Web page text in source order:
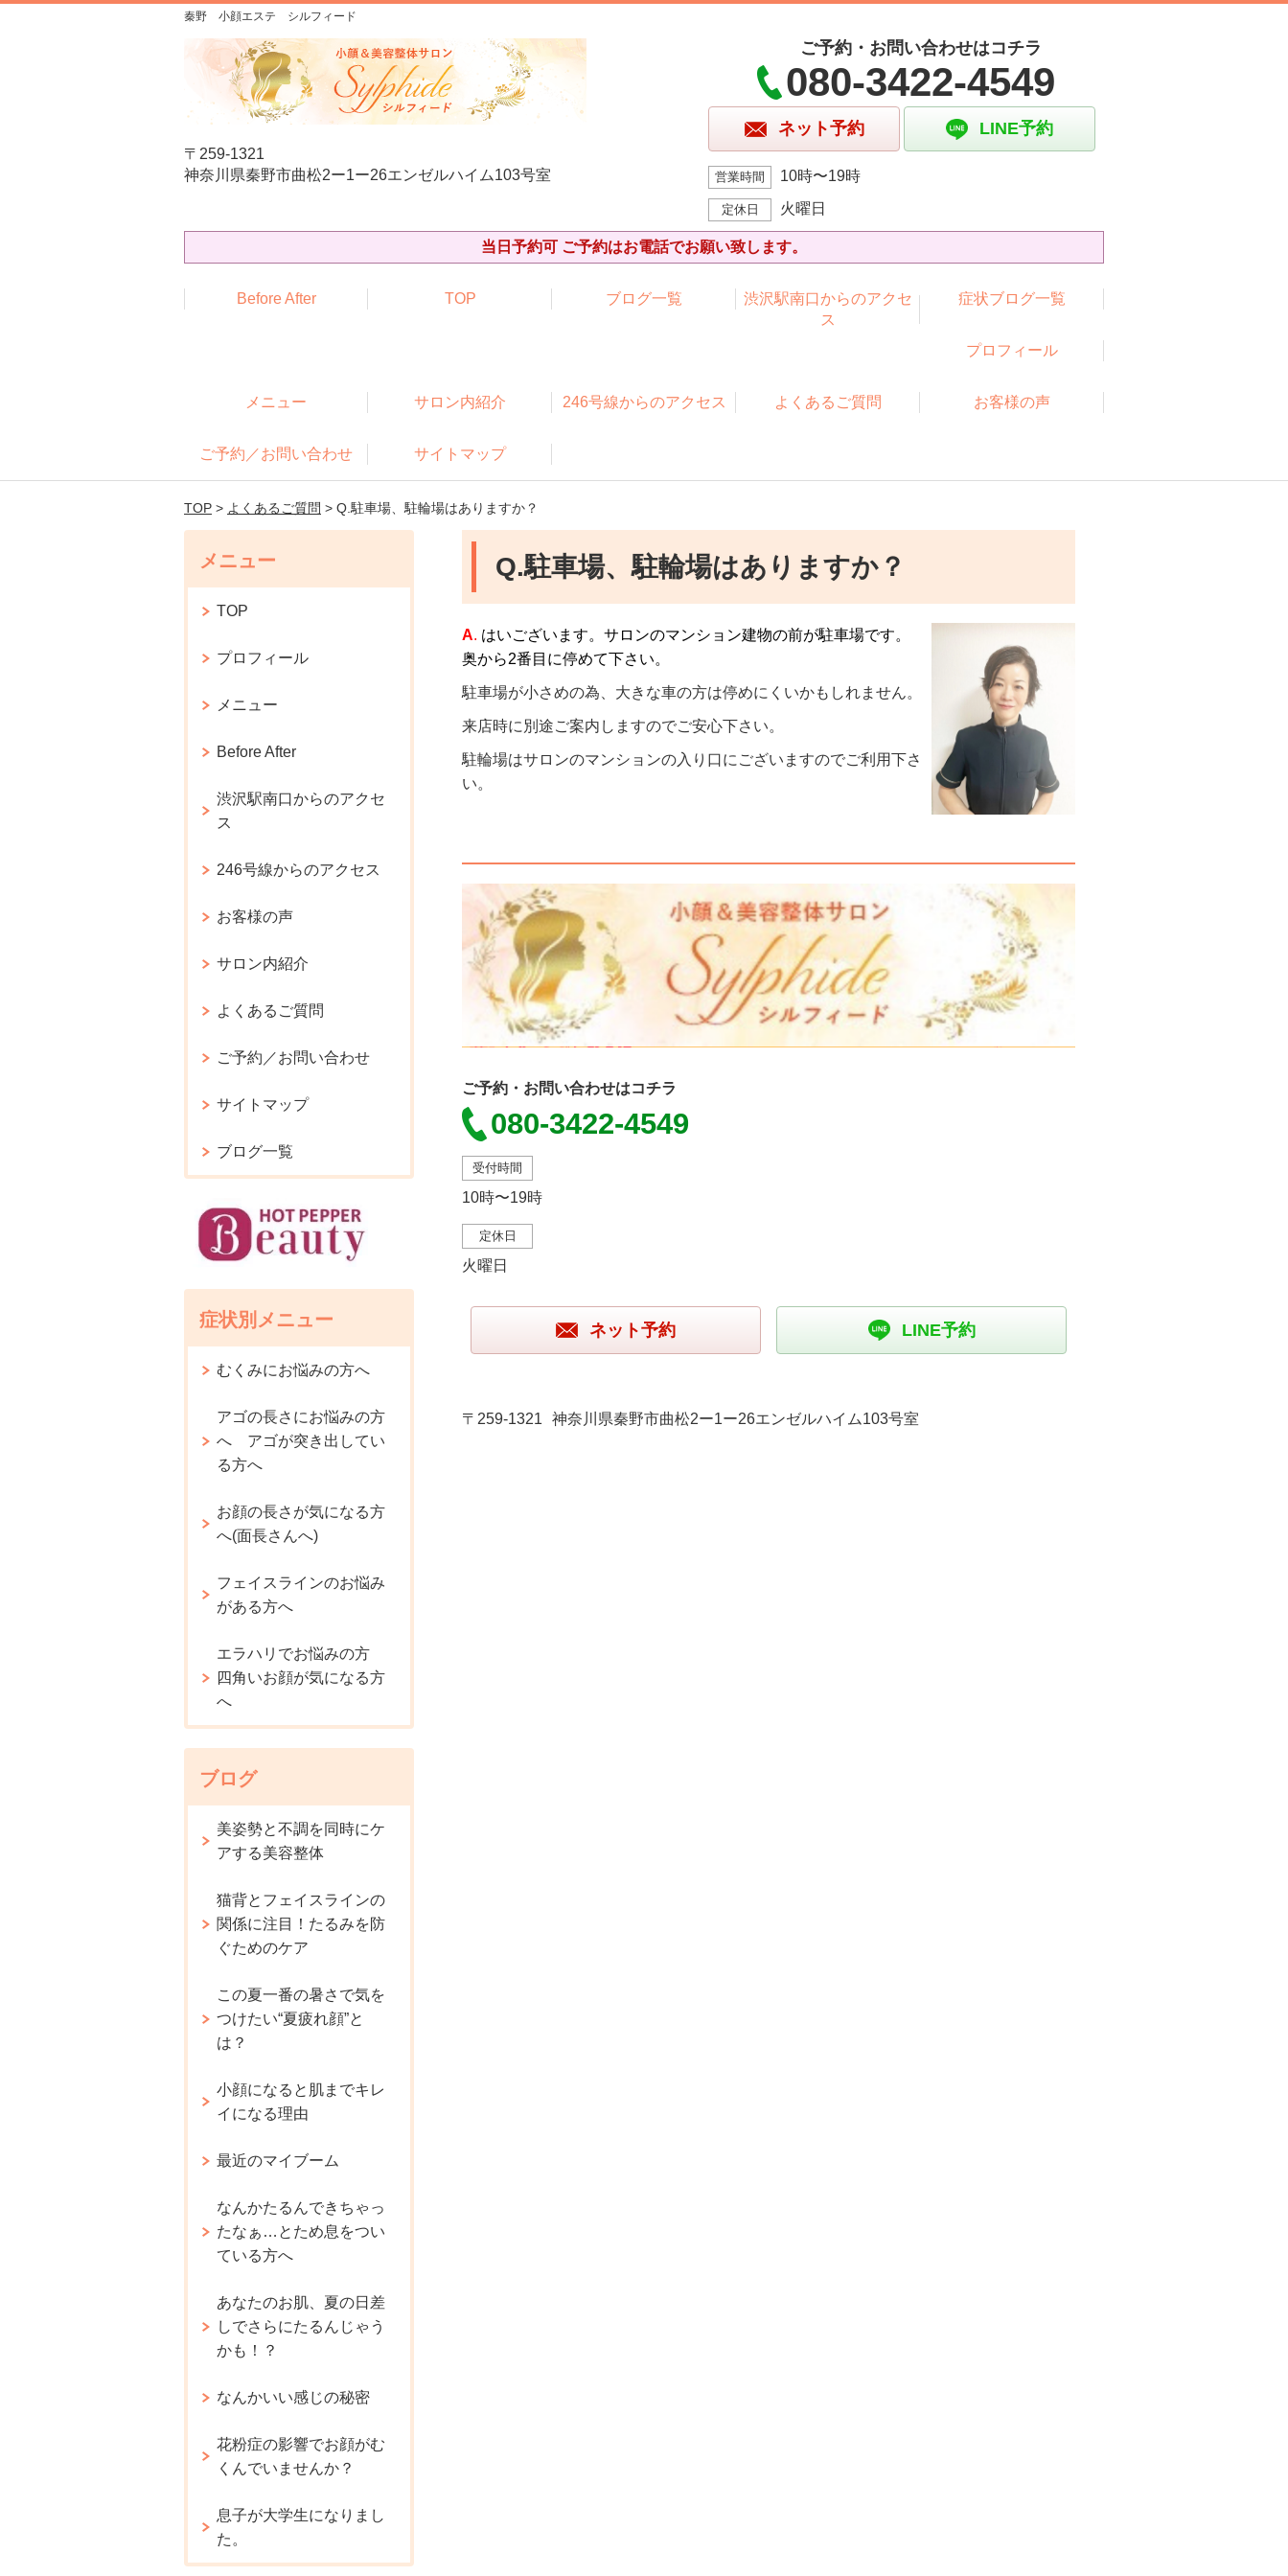
秦野 小顔エステ シルフィード
〒259-1321
神奈川県秦野市曲松2ー1ー26エンゼルハイム103号室
ご予約・お問い合わせはコチラ
080-3422-4549
ネット予約 LINE予約
営業時間 10時〜19時
定休日 火曜日
当日予約可 ご予約はお電話でお願い致します。
Before After TOP ブログ一覧
渋沢駅南口からのアクセ
ス
症状ブログ一覧
プロフィール
メニュー サロン内紹介 246号線からのアクセス よくあるご質問 お客様の声
ご予約／お問い合わせ サイトマップ
TOP > よくあるご質問 > Q.駐車場、駐輪場はありますか？
Q.駐車場、駐輪場はありますか？
A. はいございます。サロンのマンション建物の前が駐車場です。
奥から2番目に停めて下さい。
駐車場が小さめの為、大きな車の方は停めにくいかもしれません。
来店時に別途ご案内しますのでご安心下さい。
駐輪場はサロンのマンションの入り口にございますのでご利用下さ
い。
ご予約・お問い合わせはコチラ
080-3422-4549
受付時間
10時〜19時
定休日
火曜日
ネット予約 LINE予約
〒259-1321 神奈川県秦野市曲松2ー1ー26エンゼルハイム103号室
メニュー
TOP
プロフィール
メニュー
Before After
渋沢駅南口からのアクセ
ス
246号線からのアクセス
お客様の声
サロン内紹介
よくあるご質問
ご予約／お問い合わせ
サイトマップ
ブログ一覧
症状別メニュー
むくみにお悩みの方へ
アゴの長さにお悩みの方
へ アゴが突き出してい
る方へ
お顔の長さが気になる方
へ(面長さんへ)
フェイスラインのお悩み
がある方へ
エラハリでお悩みの方
四角いお顔が気になる方
へ
ブログ
美姿勢と不調を同時にケ
アする美容整体
猫背とフェイスラインの
関係に注目！たるみを防
ぐためのケア
この夏一番の暑さで気を
つけたい“夏疲れ顔”と
は？
小顔になると肌までキレ
イになる理由
最近のマイブーム
なんかたるんできちゃっ
たなぁ…とため息をつい
ている方へ
あなたのお肌、夏の日差
しでさらにたるんじゃう
かも！？
なんかいい感じの秘密
花粉症の影響でお顔がむ
くんでいませんか？
息子が大学生になりまし
た。